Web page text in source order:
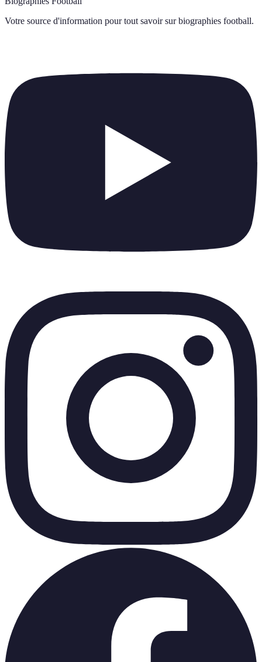
Votre source d'information pour tout savoir sur biographies football.